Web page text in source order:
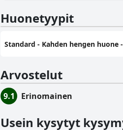
Huonetyypit
Standard - Kahden hengen huone
Arvostelut
9.1 Erinomainen
Usein kysytyt